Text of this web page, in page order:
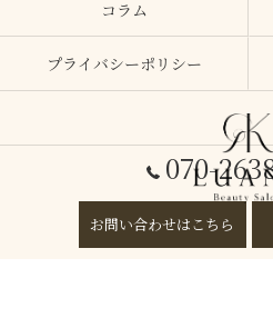
070-
お問い合わせはこちら
コラム
プライバシーポリシー
© 2026 大阪府加美のエステなら